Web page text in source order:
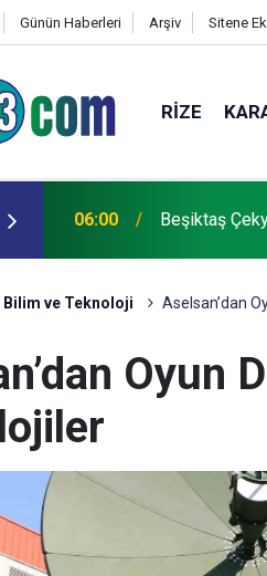
Günün Haberleri Arşiv Sitene
RIZE
00:00 Araç
Bilim ve Teknoloji Aselsan’dan
Oyun